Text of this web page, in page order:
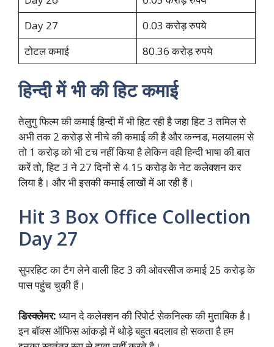
Day 27
0.03 करोड़ रुपये
टोटल कमाई
80.36 करोड़ रुपये
हिन्दी में भी की हिट कमाई
तेलुगु फिल्म की कमाई हिन्दी में भी हिट रही है जहा हिट 3 तमिल से
अभी तक 2 करोड़ से नीचे की कमाई की है और कन्नड, मलयालम से
तो 1 करोड़ को भी टच नहीं किया है लेकिन वही हिन्दी भाषा की बात
करें तो, हिट 3 ने 27 दिनों से 4.15 करोड़ के नेट कलेक्शन कर
लिया है। और भी इसकी कमाई लाखों में आ रही हैं।
Hit 3 Box Office Collection
Day 27
सुपरहिट का टैग लेने वाली हिट 3 की ओवरसीज कमाई 25 करोड़ के
पास पहुंच चुकी हैं।
डिस्क्लेमर: ध्यान दे कलेक्शन की रिपोर्ट सेकनिल्क की मुताबिक है।
इन बॉक्स ऑफिस आंकड़ो में थोड़े बहुत बदलाव हो सकता है हम